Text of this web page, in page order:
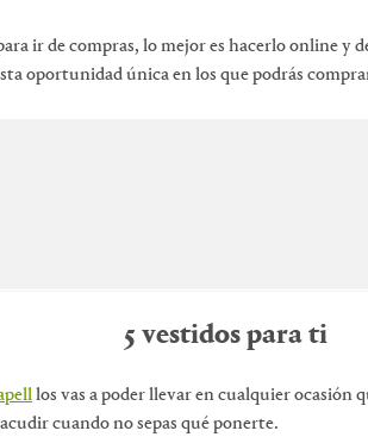
ir de compras, lo mejor es hacerlo online y
oportunidad única en los que podrás
5 vestidos para ti
los vas a poder llevar en cualquier ocasión
cuando no sepas qué ponerte.